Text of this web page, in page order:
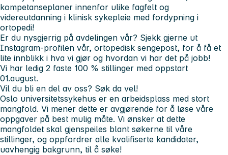
kompetanseplaner innenfor ulike fagfelt og
videreutdanning i klinisk sykepleie med fordypning i
ortopedi!
Er du nysgjerrig på avdelingen vår? Sjekk gjerne ut
Instagram-profilen vår, ortopedisk sengepost, for å få et
lite innblikk i hva vi gjør og hvordan vi har det på jobb!
Vi har ledig 2 faste 100 % stillinger med oppstart
01.august.
Vil du bli en del av oss? Søk da vel!
Oslo universitetssykehus er en arbeidsplass med stort
mangfold. Vi mener dette er avgjørende for å løse våre
oppgaver på best mulig måte. Vi ønsker at dette
mangfoldet skal gjenspeiles blant søkerne til våre
stillinger, og oppfordrer alle kvalifiserte kandidater,
uavhengig bakgrunn, til å søke!